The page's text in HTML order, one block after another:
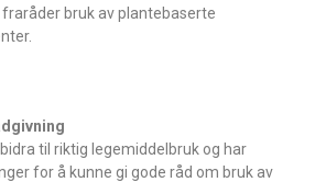
bruk av plantebaserte
til riktig legemiddelbruk og har
for å kunne gi gode råd om bruk av